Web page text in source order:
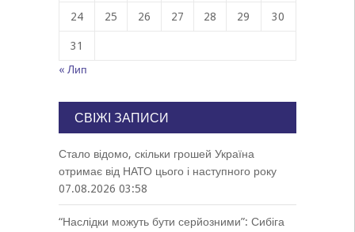
24 25 26 27 28 29 30
31
« Лип
СВІЖІ ЗАПИСИ
Стало відомо, скільки грошей Україна
отримає від НАТО цього і наступного року
07.08.2026 03:58
“Наслідки можуть бути серйозними”: Сибіга